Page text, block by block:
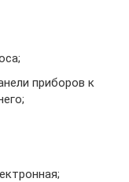
приборов к